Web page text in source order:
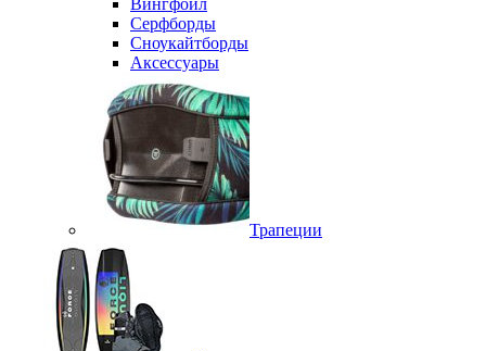
Серфборды
Сноукайтборды
Аксессуары
Трапеции